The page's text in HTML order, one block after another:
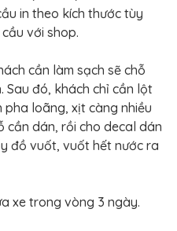
in theo kích thước tùy
với shop.
cần làm sạch sẽ chỗ
Sau đó, khách chỉ cần lột
loãng, xịt càng nhiều
cần dán, rồi cho decal dán
đồ vuốt, vuốt hết nước ra
xe trong vòng 3 ngày.